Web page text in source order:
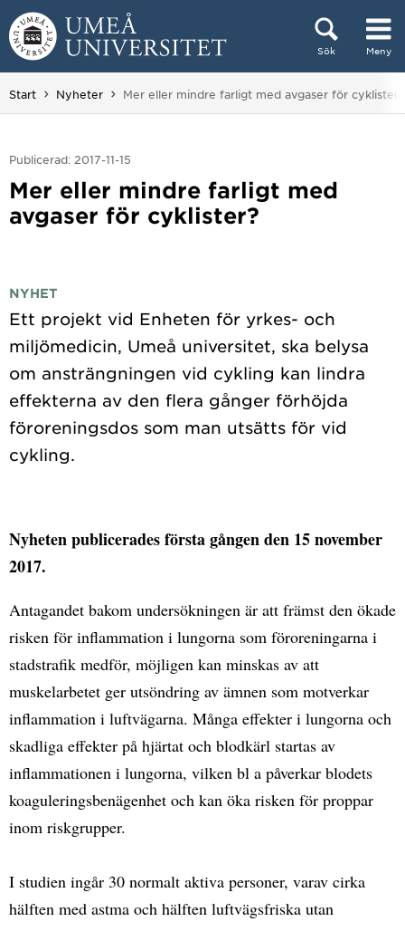
Hoppa direkt till innehållet
Sök Meny
Huvudmenyn dold.
Start Nyheter Du är här:
Mer eller mindre farligt med avgaser för cyklister?
Publicerad: 2017-11-15
Mer eller mindre farligt med
avgaser för cyklister?
NYHET
Ett projekt vid Enheten för yrkes- och
miljömedicin, Umeå universitet, ska belysa
om ansträngningen vid cykling kan lindra
effekterna av den flera gånger förhöjda
föroreningsdos som man utsätts för vid
Nyheten publicerades första gången den 15 november
2017.
Antagandet bakom undersökningen är att främst den ökade
risken för inflammation i lungorna som föroreningarna i
stadstrafik medför, möjligen kan minskas av att
muskelarbetet ger utsöndring av ämnen som motverkar
inflammation i luftvägarna. Många effekter i lungorna och
skadliga effekter på hjärtat och blodkärl startas av
inflammationen i lungorna, vilken bl a påverkar blodets
koaguleringsbenägenhet och kan öka risken för proppar
inom riskgrupper.
I studien ingår 30 normalt aktiva personer, varav cirka
hälften med astma och hälften luftvägsfriska utan